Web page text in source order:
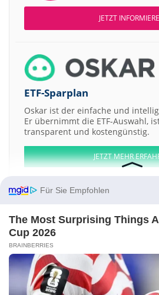
JETZT
ETF-Sparplan
Oskar ist der einfache und
Er übernimmt die ETF-Auswahl,
transparent und kostengünstig.
JETZT MEHR
Aktien ATX DAX EuroStoxx 50 Dow Jones
Weitere Aktien:
First Light Acquisition Group
Pearl Diver
Solutions AS Registered Shs
TWF a
Für Sie Empfohlen
The Most Surprising Things
Cup 2026
BRAINBERRIES